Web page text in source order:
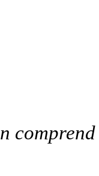
comprend